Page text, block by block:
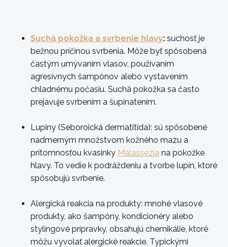
Suchá pokožka a svrbenie hlavy: suchosť je
bežnou príčinou svrbenia. Môže byť spôsobená
častým umývaním vlasov, používaním
agresívnych šampónov alebo vystavením
chladnému počasiu. Suchá pokožka sa často
prejavuje svrbením a šupinatením.
Lupiny (Seboroická dermatitída): sú spôsobené
nadmerným množstvom kožného mazu a
prítomnosťou kvasinky Malassezia na pokožke
hlavy. To vedie k podráždeniu a tvorbe lupín, ktoré
spôsobujú svrbenie.
Alergická reakcia na produkty: mnohé vlasové
produkty, ako šampóny, kondicionéry alebo
stylingové prípravky, obsahujú chemikálie, ktoré
môžu vyvolať alergické reakcie. Typickými